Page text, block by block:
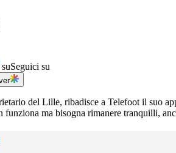
suSeguici su
del Lille, ribadisce a Telefoot il suo
funziona ma bisogna rimanere tranquilli,